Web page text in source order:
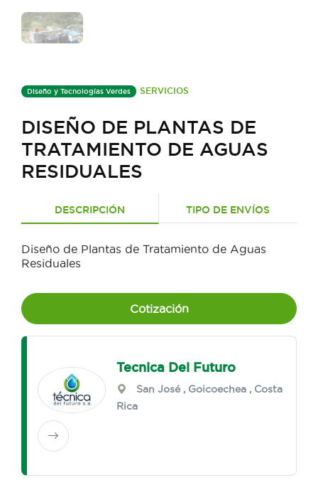
Diseño y Tecnologías Verdes SERVICIOS
DISEÑO DE PLANTAS DE
TRATAMIENTO DE AGUAS
RESIDUALES
DESCRIPCIÓN TIPO DE ENVÍOS
Diseño de Plantas de Tratamiento de Aguas
Residuales
Cotización
Tecnica Del Futuro
San José , Goicoechea , Costa
Rica